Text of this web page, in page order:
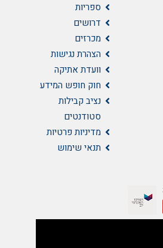
ספריות
דרושים
מכרזים
הצהרת נגישות
וועדת אתיקה
חוק חופש המידע
נציב קבילות
סטודנטים
מדיניות פרטיות
תנאי שימוש